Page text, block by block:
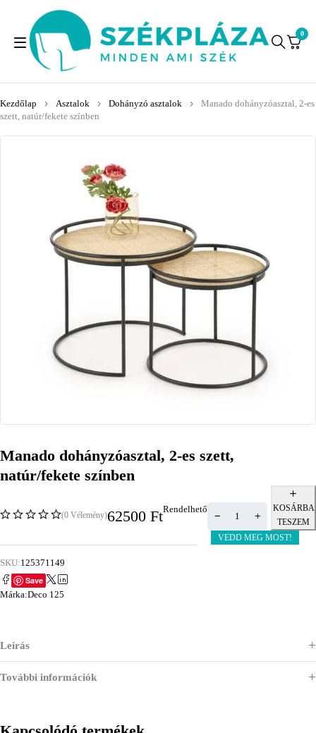
0
Kezdőlap Asztalok Dohányzó asztalok
Manado dohányzóasztal, 2-es
szett, natúr/fekete színben
Manado dohányzóasztal, 2-es szett,
natúr/fekete színben
(0 Vélemény)62500 FtRendelhető
KOSÁRBA
TESZEM
VEDD MEG MOST!
SKU:125371149
Save
Márka:Deco 125
Leírás
További információk